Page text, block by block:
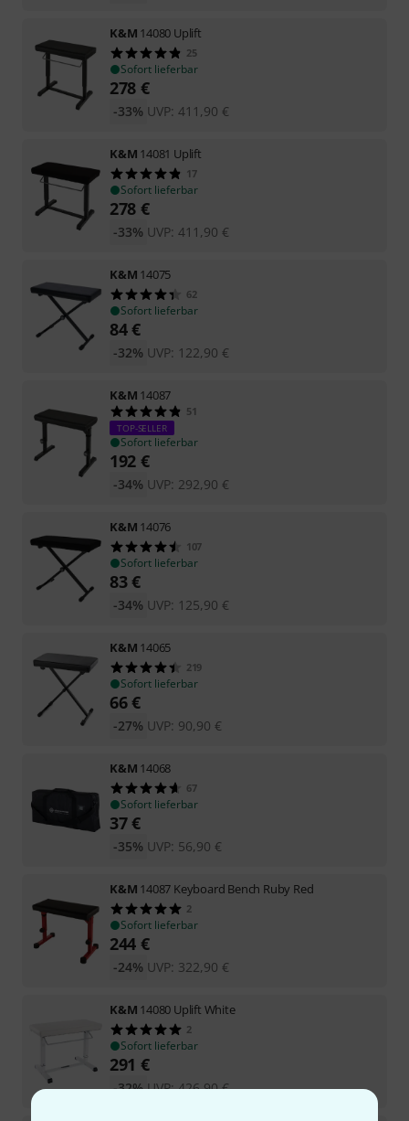
K&M 14080 Uplift
25
Sofort lieferbar
278 €
UVP: 411,90 €
-33%
K&M 14081 Uplift
17
Sofort lieferbar
278 €
UVP: 411,90 €
-33%
K&M 14075
62
Sofort lieferbar
84€
UVP: 122,90 €
-32%
K&M 14087
51
TOP-SELLER
Sofort lieferbar
192 €
UVP: 292,90 €
-34%
K&M 14076
107
Sofort lieferbar
83€
UVP: 125,90 €
-34%
K&M 14065
219
Sofort lieferbar
66€
UVP: 90,90 €
-27%
K&M 14068
67
Sofort lieferbar
37€
UVP: 56,90 €
-35%
K&M 14087 Keyboard Bench Ruby Red
2
Sofort lieferbar
244 €
UVP: 322,90 €
-24%
K&M 14080 Uplift White
2
Sofort lieferbar
291 €
UVP:426,90 €
-32%